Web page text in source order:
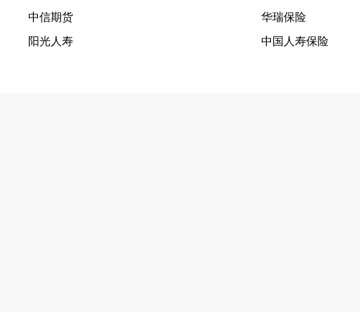
中信期货
华瑞保险
阳光人寿
中国人寿保险